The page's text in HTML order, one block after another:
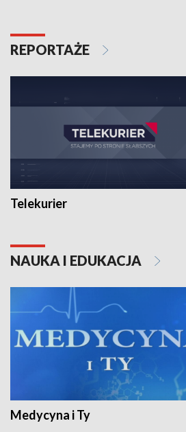
REPORTAŻE
Telekurier
NAUKA I EDUKACJA
Medycyna i Ty